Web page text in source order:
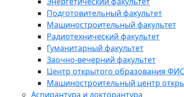
Подготовительный факультет
Машиностроительный факультет
Радиотехнический факультет
Гуманитарный факультет
Заочно-вечерний факультет
Центр открытого образования
Машиностроительный центр
Аспирантура и докторантура